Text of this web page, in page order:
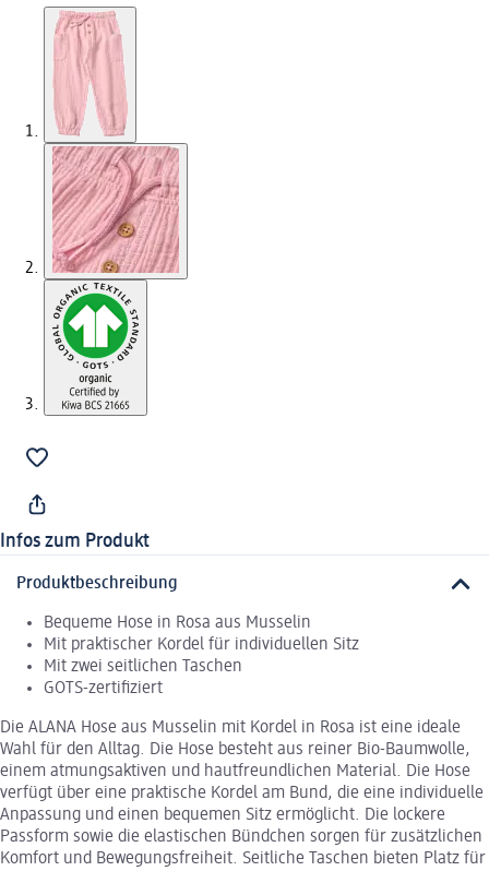
Infos zum Produkt
Produktbeschreibung
Bequeme Hose in Rosa aus Musselin
Mit praktischer Kordel für individuellen Sitz
Mit zwei seitlichen Taschen
GOTS-zertifiziert
Die ALANA Hose aus Musselin mit Kordel in Rosa ist eine ideale
Wahl für den Alltag. Die Hose besteht aus reiner Bio-Baumwolle,
einem atmungsaktiven und hautfreundlichen Material. Die Hose
verfügt über eine praktische Kordel am Bund, die eine individuelle
Anpassung und einen bequemen Sitz ermöglicht. Die lockere
Passform sowie die elastischen Bündchen sorgen für zusätzlichen
Komfort und Bewegungsfreiheit. Seitliche Taschen bieten Platz für